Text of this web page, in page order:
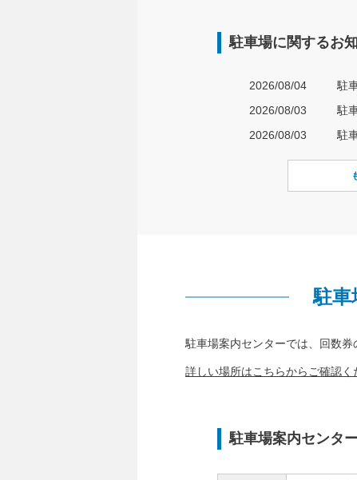
駐車場に関するお
2026/08/04
2026/08/03
駐
2026/08/03
駐
駐車
駐車場案内センターでは、回数券
詳しい場所はこちらからご確認く
駐車場案内センタ